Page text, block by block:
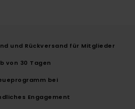
und Rückversand für Mitglieder
von 30 Tagen
bei
Engagement